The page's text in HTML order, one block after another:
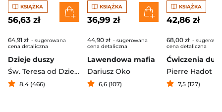
KSIĄŻKA
56,63 zł
64,91 zł - sugerowana
cena detaliczna
Dzieje duszy
Św. Teresa od Dzieciątka Jezus
8,4 (466)
KSIĄŻKA
36,99 zł
44,90 zł - sugerowana
cena detaliczna
Lawendowa mafia
Dariusz Oko
6,6 (107)
KSIĄŻKA
42,86 zł
68,00 zł -
cena detaliczna
Pierre Hadot
7,5 (127)